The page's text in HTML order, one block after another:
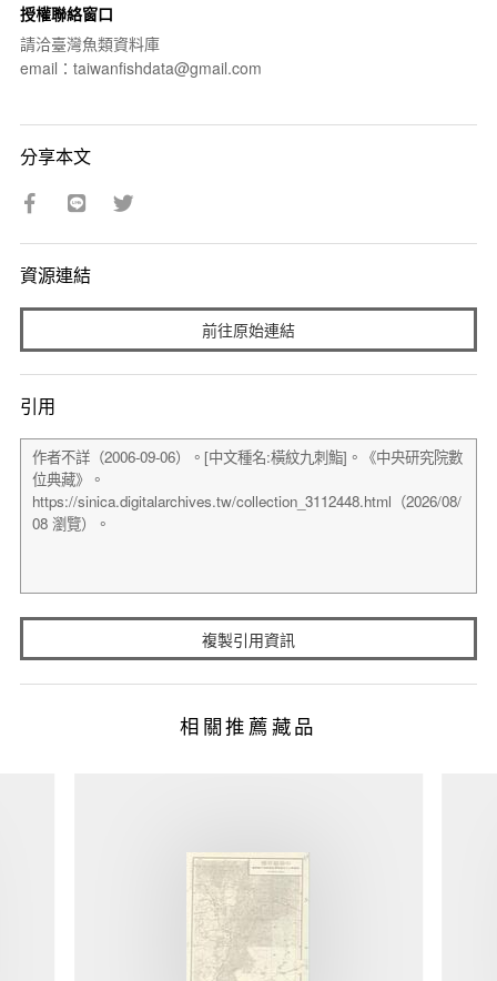
授權聯絡窗口
請洽臺灣魚類資料庫
email：taiwanfishdata@gmail.com
分享本文
資源連結
前往原始連結
引用
複製引用資訊
相關推薦藏品